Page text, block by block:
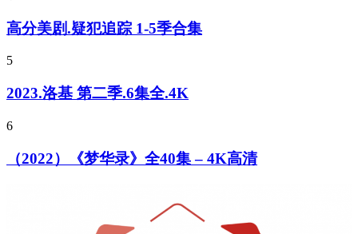
高分美剧.疑犯追踪 1-5季合集
5
2023.洛基 第二季.6集全.4K
6
（2022）《梦华录》全40集 – 4K高清